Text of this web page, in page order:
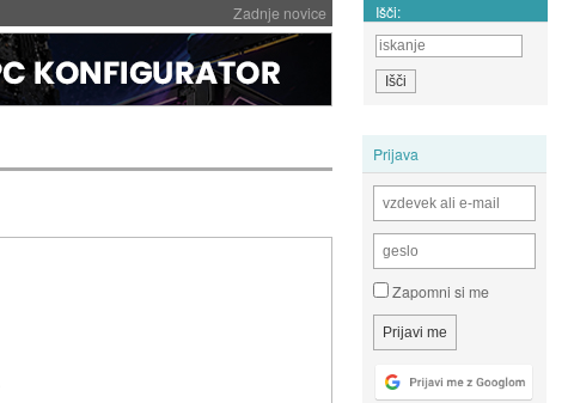
Zadnje novice Išči:
Prijava
Zapomni si me